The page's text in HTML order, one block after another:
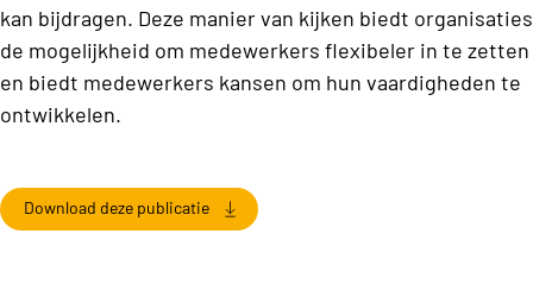
kan bijdragen. Deze manier van kijken biedt organisaties
de mogelijkheid om medewerkers flexibeler in te zetten
en biedt medewerkers kansen om hun vaardigheden te
ontwikkelen.
Download deze publicatie